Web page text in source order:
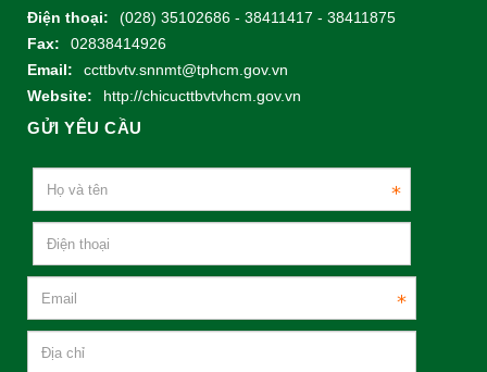
Điện thoại:
(028) 35102686 - 38411417 - 38411875
Fax:
02838414926
Email:
ccttbvtv.snnmt@tphcm.gov.vn
Website:
http://chicucttbvtvhcm.gov.vn
GỬI YÊU CẦU